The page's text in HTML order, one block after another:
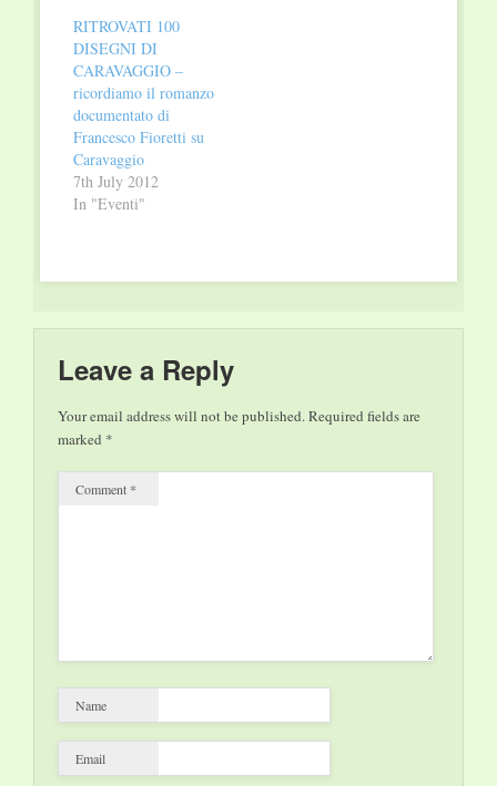
trono di Pietro 11
febbraio 2013. La
notizia bomba è
battuta dall’ANSA alle
11:49, ma in pochi
minuti fa il giro del
mondo. Benedetto
XVI lascia il
pontificato. Un…
RITROVATI 100
DISEGNI DI
CARAVAGGIO –
ricordiamo il romanzo
documentato di
Francesco Fioretti su
Caravaggio
7th July 2012
In "Eventi"
Leave a Reply
Your email address will not be published.Required fields are
marked *
Comment *
Name
Email